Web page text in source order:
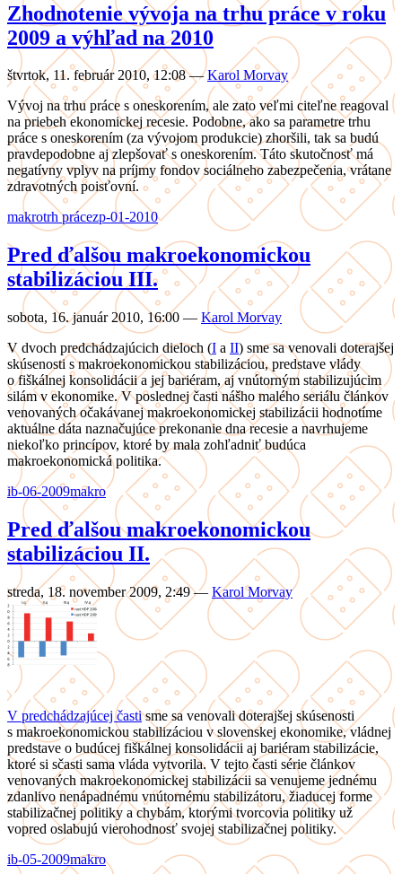
Zhodnotenie vývoja na trhu práce v roku
2009 a výhľad na 2010
štvrtok, 11. február 2010, 12:08 — Karol Morvay
Vývoj na trhu práce s oneskorením, ale zato veľmi citeľne reagoval
na priebeh ekonomickej recesie. Podobne, ako sa parametre trhu
práce s oneskorením (za vývojom produkcie) zhoršili, tak sa budú
pravdepodobne aj zlepšovať s oneskorením. Táto skutočnosť má
negatívny vplyv na príjmy fondov sociálneho zabezpečenia, vrátane
zdravotných poisťovní.
makrotrh prácezp-01-2010
Pred ďalšou makroekonomickou
stabilizáciou III.
sobota, 16. január 2010, 16:00 — Karol Morvay
V dvoch predchádzajúcich dieloch (I a II) sme sa venovali doterajšej
skúsenosti s makroekonomickou stabilizáciou, predstave vlády
o fiškálnej konsolidácii a jej bariéram, aj vnútorným stabilizujúcim
silám v ekonomike. V poslednej časti nášho malého seriálu článkov
venovaných očakávanej makroekonomickej stabilizácii hodnotíme
aktuálne dáta naznačujúce prekonanie dna recesie a navrhujeme
niekoľko princípov, ktoré by mala zohľadniť budúca
makroekonomická politika.
ib-06-2009makro
Pred ďalšou makroekonomickou
stabilizáciou II.
streda, 18. november 2009, 2:49 — Karol Morvay
V predchádzajúcej častisme sa venovali doterajšej skúsenosti
s makroekonomickou stabilizáciou v slovenskej ekonomike, vládnej
predstave o budúcej fiškálnej konsolidácii aj bariéram stabilizácie,
ktoré si sčasti sama vláda vytvorila. V tejto časti série článkov
venovaných makroekonomickej stabilizácii sa venujeme jednému
zdanlivo nenápadnému vnútornému stabilizátoru, žiaducej forme
stabilizačnej politiky a chybám, ktorými tvorcovia politiky už
vopred oslabujú vierohodnosť svojej stabilizačnej politiky.
ib-05-2009makro